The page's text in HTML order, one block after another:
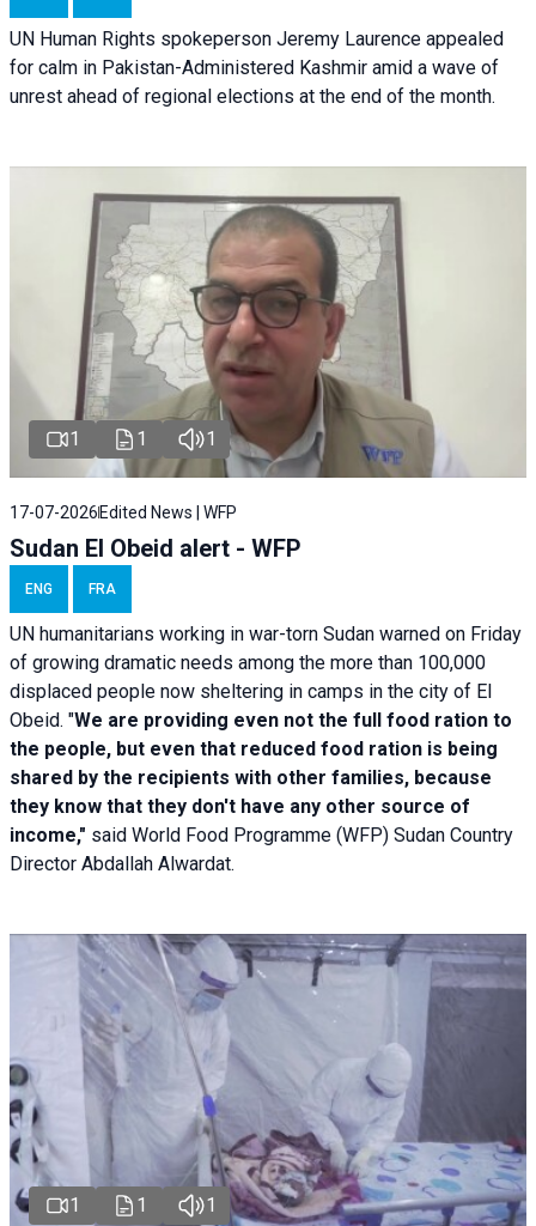
UN Human Rights spokeperson Jeremy Laurence appealed
for calm in Pakistan-Administered Kashmir amid a wave of
unrest ahead of regional elections at the end of the month.
1 1 1
17-07-2026 Edited News | WFP
Sudan El Obeid alert - WFP
ENG FRA
UN humanitarians working in war-torn Sudan warned on Friday
of growing dramatic needs among the more than 100,000
displaced people now sheltering in camps in the city of El
Obeid. "We are providing even not the full food ration to
the people, but even that reduced food ration is being
shared by the recipients with other families, because
they know that they don't have any other source of
income," said World Food Programme (WFP) Sudan Country
Director Abdallah Alwardat.
1 1 1